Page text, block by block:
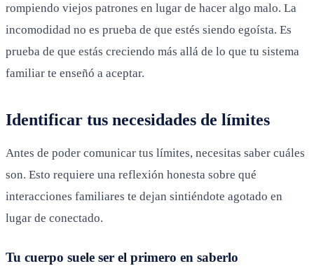
rompiendo viejos patrones en lugar de hacer algo malo. La
incomodidad no es prueba de que estés siendo egoísta. Es
prueba de que estás creciendo más allá de lo que tu sistema
familiar te enseñó a aceptar.
Identificar tus necesidades de límites
Antes de poder comunicar tus límites, necesitas saber cuáles
son. Esto requiere una reflexión honesta sobre qué
interacciones familiares te dejan sintiéndote agotado en
lugar de conectado.
Tu cuerpo suele ser el primero en saberlo